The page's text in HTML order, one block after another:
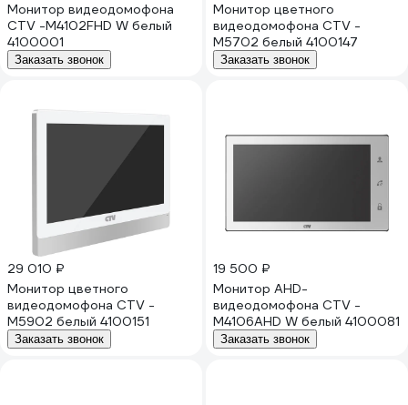
Монитор видеодомофона
CTV -M4102FHD W белый
4100001
Заказать звонок
Монитор цветного
видеодомофона CTV -
M5702 белый 4100147
Заказать звонок
29 010 ₽
Монитор цветного
видеодомофона CTV -
M5902 белый 4100151
Заказать звонок
19 500 ₽
Монитор AHD-
видеодомофона CTV -
M4106AHD W белый 4100081
Заказать звонок